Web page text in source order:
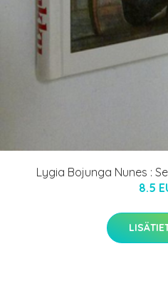
Lygia Bojunga Nunes :
8.5